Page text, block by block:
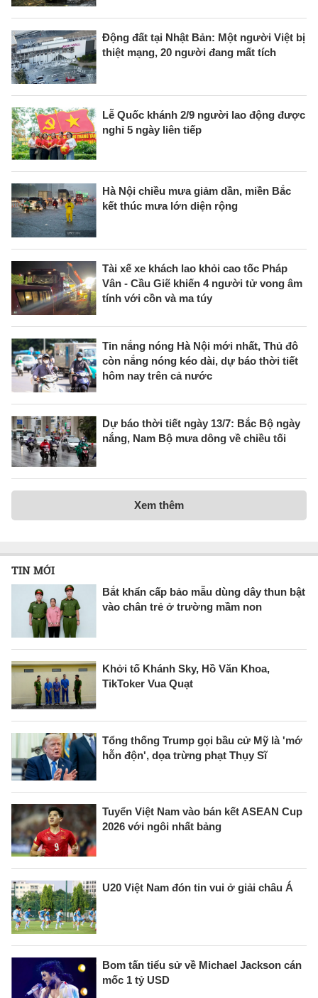
Động đất tại Nhật Bản: Một người Việt bị
thiệt mạng, 20 người đang mất tích
Lễ Quốc khánh 2/9 người lao động được
nghỉ 5 ngày liên tiếp
Hà Nội chiều mưa giảm dần, miền Bắc
kết thúc mưa lớn diện rộng
Tài xế xe khách lao khỏi cao tốc Pháp
Vân - Cầu Giẽ khiến 4 người tử vong âm
tính với cồn và ma túy
Tin nắng nóng Hà Nội mới nhất, Thủ đô
còn nắng nóng kéo dài, dự báo thời tiết
hôm nay trên cả nước
Dự báo thời tiết ngày 13/7: Bắc Bộ ngày
nắng, Nam Bộ mưa dông về chiều tối
Xem thêm
TIN MỚI
Bắt khẩn cấp bảo mẫu dùng dây thun bật
vào chân trẻ ở trường mầm non
Khởi tố Khánh Sky, Hồ Văn Khoa,
TikToker Vua Quạt
Tổng thống Trump gọi bầu cử Mỹ là 'mớ
hỗn độn', dọa trừng phạt Thụy Sĩ
Tuyển Việt Nam vào bán kết ASEAN Cup
2026 với ngôi nhất bảng
U20 Việt Nam đón tin vui ở giải châu Á
Bom tấn tiểu sử về Michael Jackson cán
mốc 1 tỷ USD